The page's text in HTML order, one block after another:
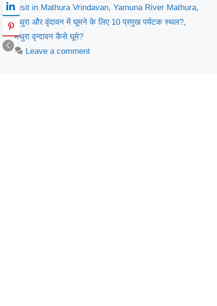
visit in Mathura Vrindavan, Yamuna River Mathura,
मथुरा और वृंदावन में घूमने के लिए 10 प्रमुख पर्यटक स्थल?,
मथुरा वृन्दावन कैसे घूमे?
Leave a comment